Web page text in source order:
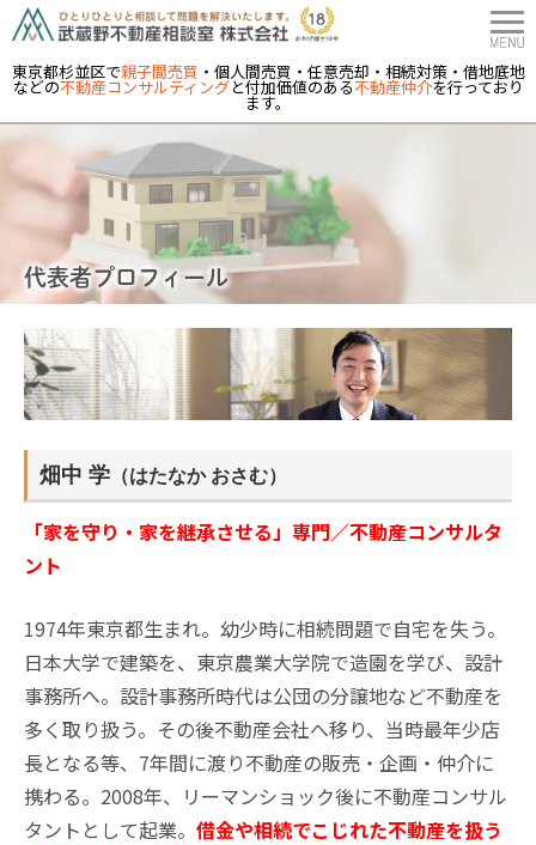
東京都杉並区で親子間売買 ・個人間売買・任意売却・相続対策・借地底地
などの不動産コンサルティングと付加価値のある不動産仲介を行っており
ます。
代表者プロフィール
畑中 学 （はたなか おさむ）
「家を守り・家を継承させる」専門／不動産コンサルタ
ント
1974年東京都生まれ。幼少時に相続問題で自宅を失う。
日本大学で建築を、東京農業大学院で造園を学び、設計
事務所へ。設計事務所時代は公団の分譲地など不動産を
多く取り扱う。その後不動産会社へ移り、当時最年少店
長となる等、7年間に渡り不動産の販売・企画・仲介に
携わる。2008年、リーマンショック後に不動産コンサル
タントとして起業。 借金や相続でこじれた不動産を扱う